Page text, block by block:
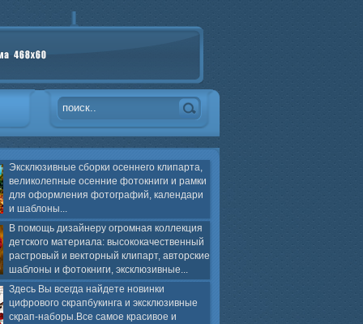
Эксклюзивные сборки осеннего клипарта,
великолепные осенние фотокниги и рамки
для оформления фотографий, календари
и шаблоны...
В помощь дизайнеру огромная коллекция
детского материала: высококачественный
растровый и векторный клипарт, авторские
шаблоны и фотокниги, эксклюзивные...
Здесь Вы всегда найдете новинки
цифрового скрапбукинга и эксклюзивные
скрап-наборы.Все самое красивое и